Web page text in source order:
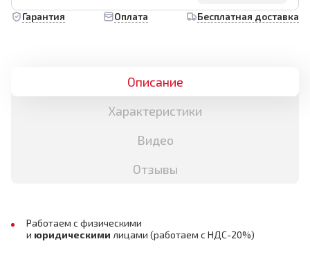
Гарантия
Оплата Бесплатная доставка
Описание
Характеристики
Видео
Отзывы
Работаем с физическими
и юридическими лицами (работаем с НДС-20%)